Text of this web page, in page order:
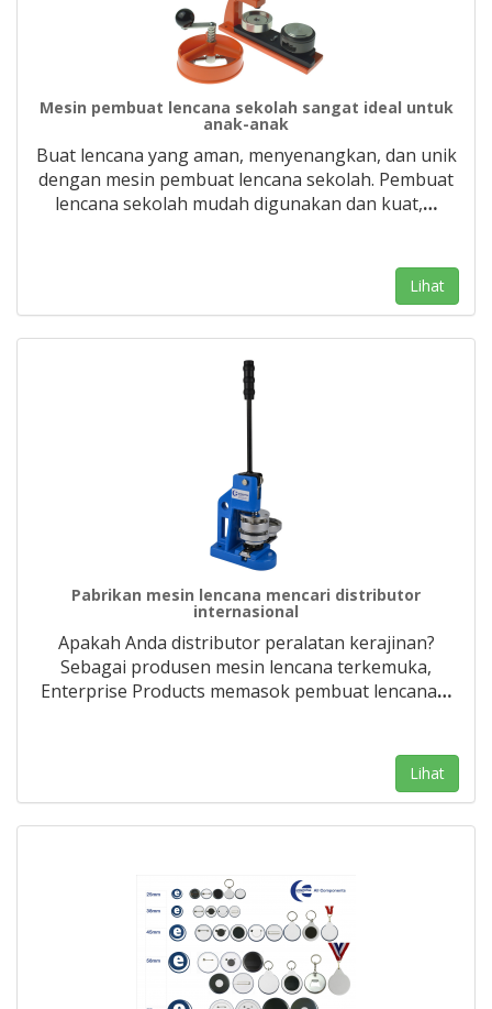
Mesin pembuat lencana sekolah sangat ideal untuk
anak-anak
Buat lencana yang aman, menyenangkan, dan unik
dengan mesin pembuat lencana sekolah. Pembuat
lencana sekolah mudah digunakan dan kuat,…
Lihat
Pabrikan mesin lencana mencari distributor
internasional
Apakah Anda distributor peralatan kerajinan?
Sebagai produsen mesin lencana terkemuka,
Enterprise Products memasok pembuat lencana…
Lihat